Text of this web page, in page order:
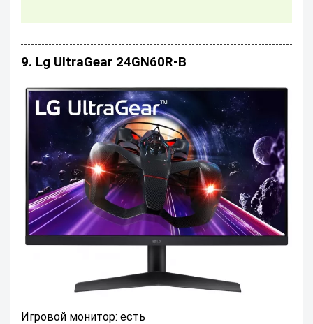
9. Lg UltraGear 24GN60R-B
Игровой монитор: есть